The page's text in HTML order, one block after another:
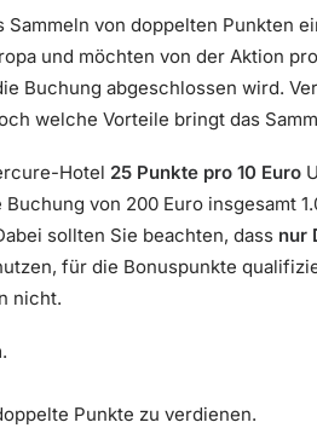
Sammeln von doppelten Punkten
und möchten von der Aktion
Buchung abgeschlossen wird.
welche Vorteile bringt das
Hotel 25 Punkte pro 10 Euro
von 200 Euro insgesamt
sollten Sie beachten, dass nur
für die Bonuspunkte
nicht.
Punkte zu verdienen.